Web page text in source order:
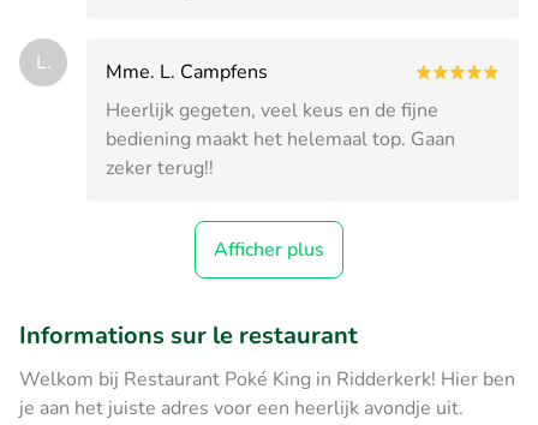
L.
Mme. L. Campfens
Heerlijk gegeten, veel keus en de fijne
bediening maakt het helemaal top. Gaan
zeker terug!!
Afficher plus
Informations sur le restaurant
Welkom bij Restaurant Poké King in Ridderkerk! Hier ben
je aan het juiste adres voor een heerlijk avondje uit.